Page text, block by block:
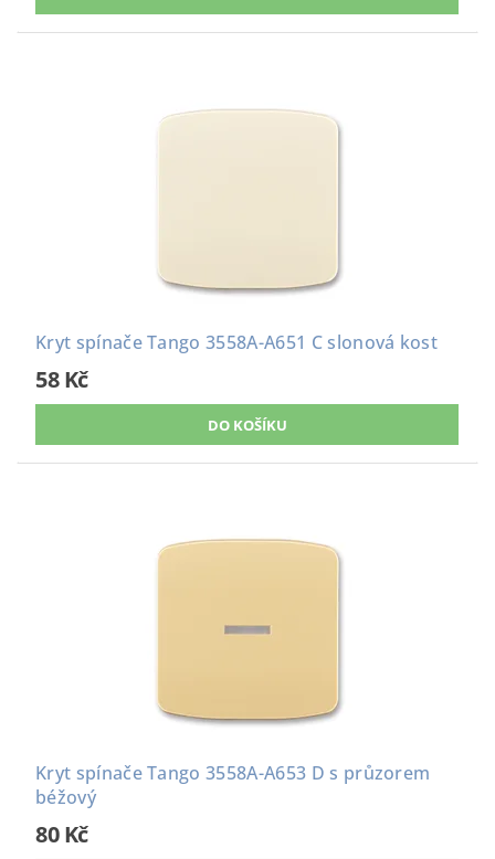
Kryt spínače Tango 3558A-A651 C slonová kost
58 Kč
Kryt spínače Tango 3558A-A653 D s průzorem
béžový
80 Kč